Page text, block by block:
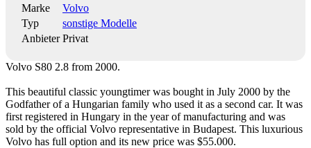
Marke
Volvo
Typ
sonstige Modelle
Anbieter Privat
Volvo S80 2.8 from 2000.
This beautiful classic youngtimer was bought in July 2000 by the
Godfather of a Hungarian family who used it as a second car. It was
first registered in Hungary in the year of manufacturing and was
sold by the official Volvo representative in Budapest. This luxurious
Volvo has full option and its new price was $55.000.